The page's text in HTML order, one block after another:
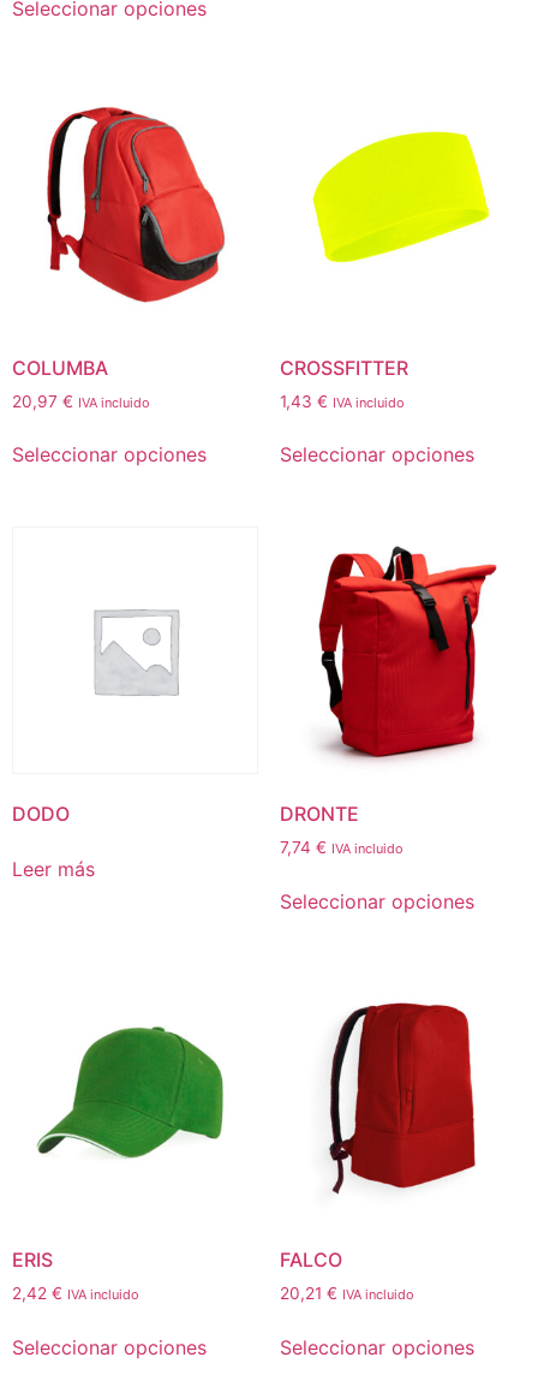
Seleccionar opciones
COLUMBA
20,97 € IVA incluido
Seleccionar opciones
CROSSFITTER
1,43 € IVA incluido
Seleccionar opciones
DODO
Leer más
DRONTE
7,74 € IVA incluido
Seleccionar opciones
ERIS
2,42 € IVA incluido
Seleccionar opciones
FALCO
20,21 € IVA incluido
Seleccionar opciones